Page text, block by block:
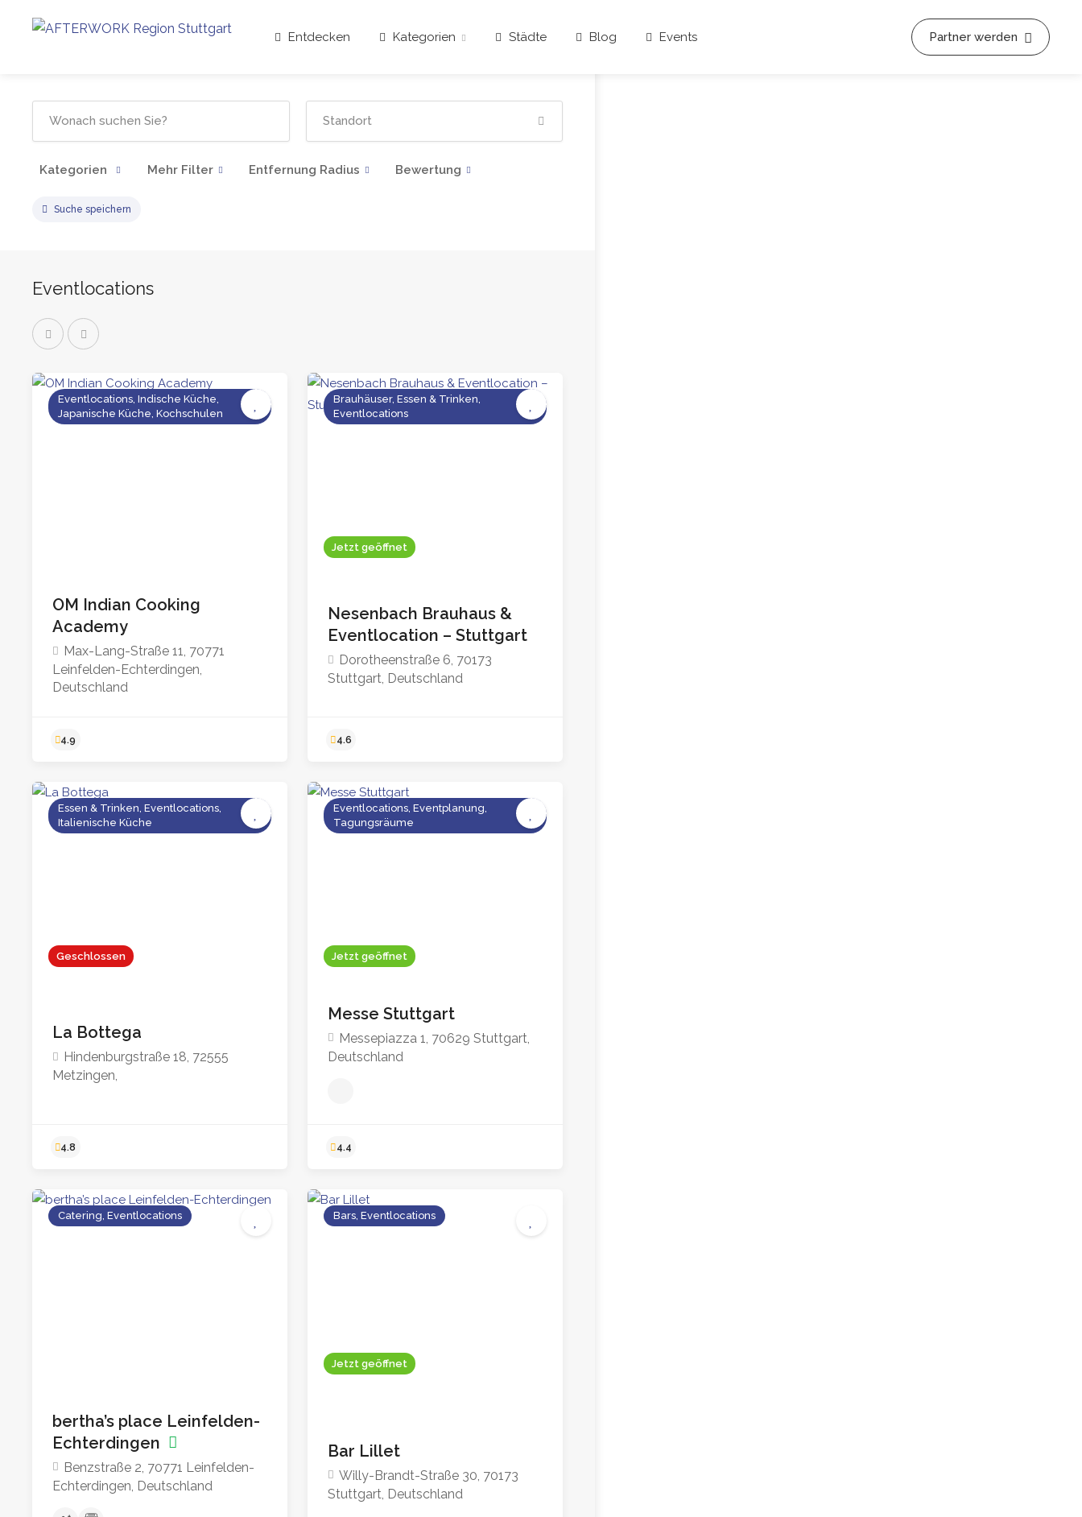
Entdecken Kategorien Städte Blog Events Partner werden
Kategorien Mehr Filter Entfernung Radius Bewertung
Suche speichern
Eventlocations
Eventlocations, Indische Küche,
Japanische Küche, Kochschulen
OM Indian Cooking
Academy
Max-Lang-Straße 11, 70771
Leinfelden-Echterdingen,
Deutschland
4.9
Jetzt geöffnet
Brauhäuser, Essen & Trinken,
Eventlocations
Nesenbach Brauhaus &
Eventlocation – Stuttgart
Dorotheenstraße 6, 70173
Stuttgart, Deutschland
4.6
Geschlossen
Essen & Trinken, Eventlocations,
Italienische Küche
La Bottega
Hindenburgstraße 18, 72555
Metzingen,
Jetzt geöffnet
Eventlocations, Eventplanung,
Tagungsräume
Messe Stuttgart
Messepiazza 1, 70629 Stuttgart,
Deutschland
Catering, Eventlocations
bertha’s place Leinfelden-
Echterdingen
Benzstraße 2, 70771 Leinfelden-
Echterdingen, Deutschland
Jetzt geöffnet
Bars, Eventlocations
Bar Lillet
Willy-Brandt-Straße 30, 70173
Stuttgart, Deutschland